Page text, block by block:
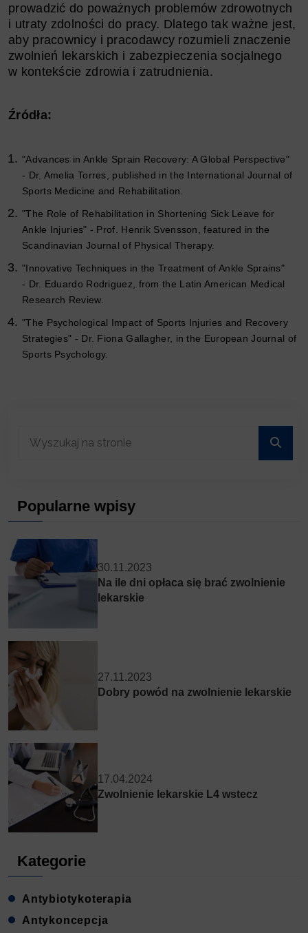
prowadzić do poważnych problemów zdrowotnych
i utraty zdolności do pracy. Dlatego tak ważne jest,
aby pracownicy i pracodawcy rozumieli znaczenie
zwolnień lekarskich i zabezpieczenia socjalnego
w kontekście zdrowia i zatrudnienia.
Źródła:
"Advances in Ankle Sprain Recovery: A Global Perspective"
- Dr. Amelia Torres, published in the International Journal of
Sports Medicine and Rehabilitation.
"The Role of Rehabilitation in Shortening Sick Leave for
Ankle Injuries" - Prof. Henrik Svensson, featured in the
Scandinavian Journal of Physical Therapy.
"Innovative Techniques in the Treatment of Ankle Sprains"
- Dr. Eduardo Rodriguez, from the Latin American Medical
Research Review.
"The Psychological Impact of Sports Injuries and Recovery
Strategies" - Dr. Fiona Gallagher, in the European Journal of
Sports Psychology.
Popularne wpisy
30.11.2023
Na ile dni opłaca się brać zwolnienie
lekarskie
27.11.2023
Dobry powód na zwolnienie lekarskie
17.04.2024
Zwolnienie lekarskie L4 wstecz
Kategorie
Antybiotykoterapia
Antykoncepcja